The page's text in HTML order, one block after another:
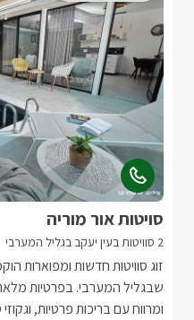
סויטות אור מוריה
2 סוויטות בעין יעקב בגליל המערבי
זוג סוויטות חדשות ומפוארות
שבגליל המערבי. בפרטיות
ומרווח עם בריכות פרטיות,